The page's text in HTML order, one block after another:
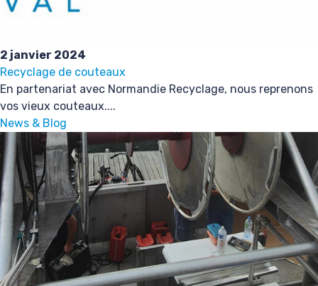
2 janvier 2024
Recyclage de couteaux
En partenariat avec Normandie Recyclage, nous reprenons
vos vieux couteaux....
News & Blog